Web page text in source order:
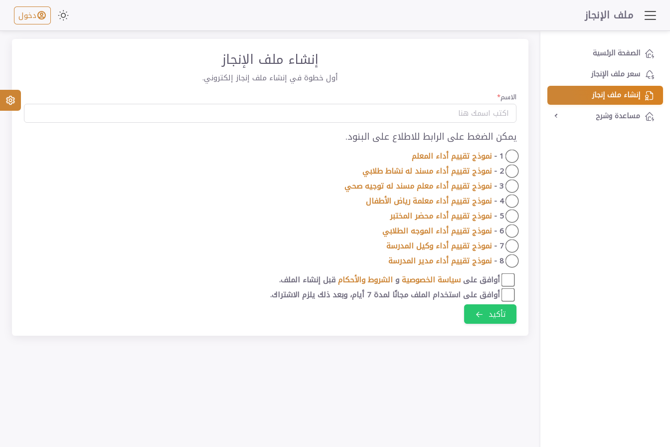
ملف الإنجاز دخول
الصفحة الرئسية
سعر ملف الإنجاز
إنشاء ملف إنجاز
مساعدة وشرح
إنشاء ملف الإنجاز
أول خطوة في إنشاء ملف إنجاز إلكتروني.
الاسم*
يمكن الضغط على الرابط للاطلاع على البنود.
1 -
نموذج تقييم أداء المعلم
2 -
نموذج تقييم أداء مسند له نشاط طلابي
3 - نموذج تقييم أداء معلم مسند له توجيه صحي
4 -
نموذج تقييم أداء معلمة رياض الأطفال
5 -
نموذج تقييم أداء محضر المختبر
6 - نموذج تقييم أداء الموجه الطلابي
7 -
نموذج تقييم أداء وكيل المدرسة
8 - نموذج تقييم أداء مدير المدرسة
أوافق علىسياسة الخصوصيةو الشروط والأحكامقبل إنشاء الملف.
أوافق على استخدام الملف مجانًا لمدة 7 أيام، وبعد ذلك يلزم الاشتراك.
تأكيد